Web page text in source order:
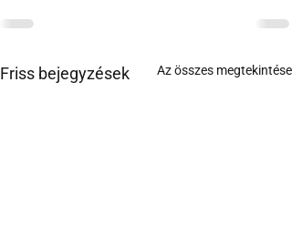
Friss bejegyzések Az összes megtekintése